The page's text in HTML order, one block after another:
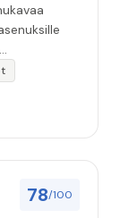
78/100